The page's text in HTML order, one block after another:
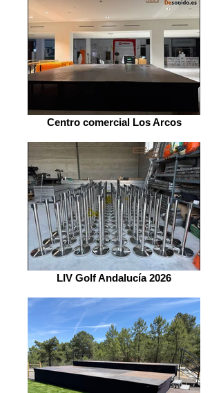
Centro comercial Los Arcos
LIV Golf Andalucía 2026